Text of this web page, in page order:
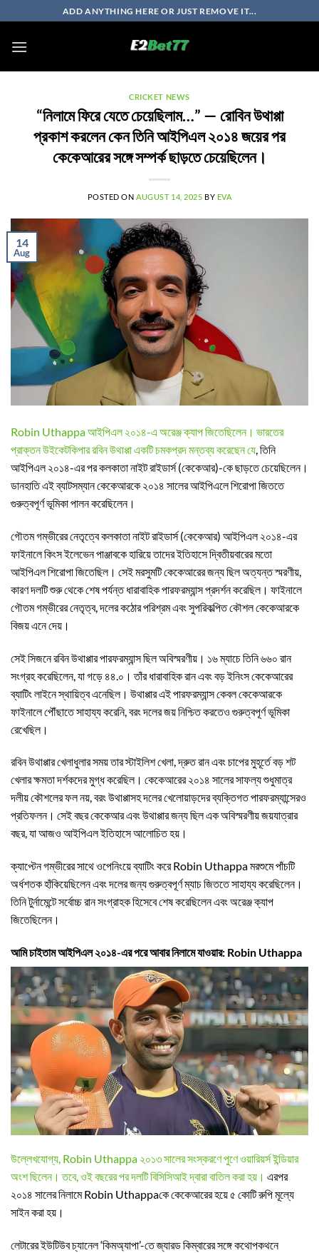
to
content
ADD ANYTHING HERE OR JUST REMOVE IT...
CRICKET NEWS
“নিলামে ফিরে যেতে চেয়েছিলাম…” — রোবিন উথাপ্পা
প্রকাশ করলেন কেন তিনি আইপিএল ২০১৪ জয়ের পর
কেকেআরের সঙ্গে সম্পর্ক ছাড়তে চেয়েছিলেন।
POSTED ON AUGUST 14, 2025 BY EVA
14
Aug
Robin Uthappa আইপিএল ২০১৪-এ অরেঞ্জ ক্যাপ জিতেছিলেন। ভারতের
প্রাক্তন উইকেটকিপার রবিন উথাপ্পা একটি চমকপ্রদ মন্তব্য করেছেন যে, তিনি
আইপিএল ২০১৪-এর পর কলকাতা নাইট রাইডার্স (কেকেআর)-কে ছাড়তে চেয়েছিলেন।
ডানহাতি এই ব্যাটসম্যান কেকেআরকে ২০১৪ সালের আইপিএলে শিরোপা জিততে
গুরুত্বপূর্ণ ভূমিকা পালন করেছিলেন।
গৌতম গম্ভীরের নেতৃত্বে কলকাতা নাইট রাইডার্স (কেকেআর) আইপিএল ২০১৪-এর
ফাইনালে কিংস ইলেভেন পাঞ্জাবকে হারিয়ে তাদের ইতিহাসে দ্বিতীয়বারের মতো
আইপিএল শিরোপা জিতেছিল। সেই মরসুমটি কেকেআরের জন্য ছিল অত্যন্ত স্মরণীয়,
কারণ দলটি শুরু থেকে শেষ পর্যন্ত ধারাবাহিক পারফরম্যান্স প্রদর্শন করেছিল। ফাইনালে
গৌতম গম্ভীরের নেতৃত্ব, দলের কঠোর পরিশ্রম এবং সুপরিকল্পিত কৌশল কেকেআরকে
বিজয় এনে দেয়।
সেই সিজনে রবিন উথাপ্পার পারফরম্যান্স ছিল অবিস্মরণীয়। ১৬ ম্যাচে তিনি ৬৬০ রান
সংগ্রহ করেছিলেন, যা গড়ে ৪৪.০। তাঁর ধারাবাহিক রান এবং বড় ইনিংস কেকেআরের
ব্যাটিং লাইনে স্থায়িত্ব এনেছিল। উথাপ্পার এই পারফরম্যান্স কেবল কেকেআরকে
ফাইনালে পৌঁছাতে সাহায্য করেনি, বরং দলের জয় নিশ্চিত করতেও গুরুত্বপূর্ণ ভূমিকা
রেখেছিল।
রবিন উথাপ্পার খেলাধুলার সময় তার স্টাইলিশ খেলা, দ্রুত রান এবং চাপের মুহূর্তে বড় শট
খেলার ক্ষমতা দর্শকদের মুগ্ধ করেছিল। কেকেআরের ২০১৪ সালের সাফল্য শুধুমাত্র
দলীয় কৌশলের ফল নয়, বরং উথাপ্পাসহ দলের খেলোয়াড়দের ব্যক্তিগত পারফরম্যান্সেরও
প্রতিফলন। সেই বছর কেকেআর এবং উথাপ্পার জন্য ছিল এক অবিস্মরণীয় জয়যাত্রার
বছর, যা আজও আইপিএল ইতিহাসে আলোচিত হয়।
ক্যাপ্টেন গম্ভীরের সাথে ওপেনিংয়ে ব্যাটিং করে Robin Uthappa মরশুমে পাঁচটি
অর্ধশতক হাঁকিয়েছিলেন এবং দলের জন্য গুরুত্বপূর্ণ ম্যাচ জিততে সাহায্য করেছিলেন।
তিনি টুর্নামেন্টে সর্বোচ্চ রান সংগ্রাহক হিসেবে শেষ করেছিলেন এবং অরেঞ্জ ক্যাপ
জিতেছিলেন।
আমি চাইতাম আইপিএল ২০১৪-এর পরে আবার নিলামে যাওয়ার: Robin Uthappa
উল্লেখযোগ্য, Robin Uthappa ২০১৩ সালের সংস্করণে পুণে ওয়ারিয়র্স ইন্ডিয়ার
অংশ ছিলেন। তবে, ওই বছরের পর দলটি বিসিসিআই দ্বারা বাতিল করা হয়। এরপর
২০১৪ সালের নিলামে Robin Uthappaকে কেকেআরের হয়ে ৫ কোটি রুপি মূল্যে
সাইন করা হয়।
লেটারের ইউটিউব চ্যানেল ‘কিমঅ্যাপা’-তে জ্যারড কিম্বারের সঙ্গে কথোপকথনে